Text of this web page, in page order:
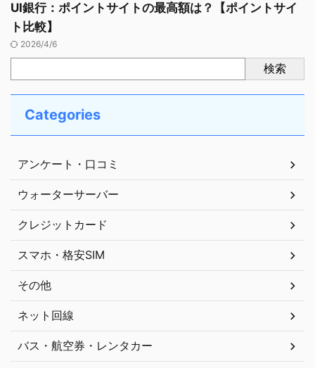
UI銀行：ポイントサイトの最高額は？【ポイントサイ
ト比較】
2026/4/6
検索
Categories
アンケート・口コミ
ウォーターサーバー
クレジットカード
スマホ・格安SIM
その他
ネット回線
バス・航空券・レンタカー